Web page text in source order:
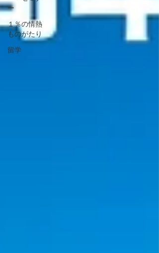
ー
１％の情熱
ものがたり
留学